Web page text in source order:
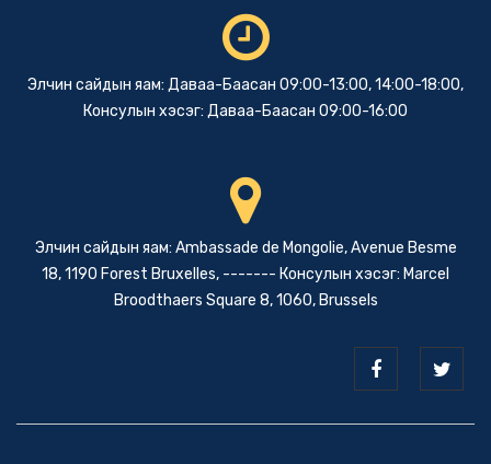
Элчин сайдын яам: Даваа-Баасан 09:00-13:00, 14:00-18:00,
Консулын хэсэг: Даваа-Баасан 09:00-16:00
Элчин сайдын яам: Ambassade de Mongolie, Avenue Besme
18, 1190 Forest Bruxelles, ------- Консулын хэсэг: Marcel
Broodthaers Square 8, 1060, Brussels